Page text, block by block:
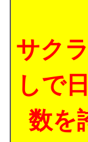
サク
しで
数を